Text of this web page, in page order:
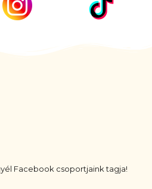
Facebook csoportjaink tagja!